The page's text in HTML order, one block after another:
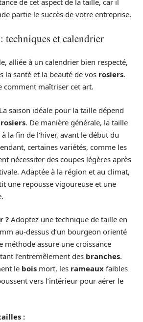
de cet aspect de la taille, car il
partie le succès de votre entreprise.
techniques et calendrier
alliée à un calendrier bien respecté,
la santé et la beauté de vos rosiers.
comment maîtriser cet art.
La saison idéale pour la taille dépend
rosiers. De manière générale, la taille
la fin de l’hiver, avant le début du
certaines variétés, comme les
nécessiter des coupes légères après
Adaptée à la région et au climat,
une repousse vigoureuse et une
? Adoptez une technique de taille en
au-dessus d’un bourgeon orienté
méthode assure une croissance
l’entremêlement des branches.
le bois mort, les rameaux faibles
vers l’intérieur pour aérer le
: